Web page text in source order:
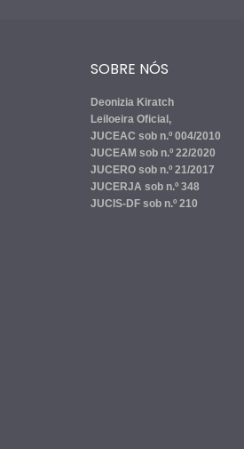
SOBRE NÓS
Deonizia Kiratch
Leiloeira Oficial,
JUCEAC sob n.º 004/2010
JUCEAM sob n.º 22/2020
JUCERO sob n.º 21/2017
JUCERJA sob n.º 348
JUCIS-DF sob n.º 210